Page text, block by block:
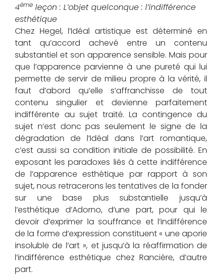
4ème leçon : L’objet quelconque : l’indifférence
esthétique
Chez Hegel, l’Idéal artistique est déterminé en
tant qu’accord achevé entre un contenu
substantiel et son apparence sensible. Mais pour
que l’apparence parvienne à une pureté qui lui
permette de servir de milieu propre à la vérité, il
faut d’abord qu’elle s’affranchisse de tout
contenu singulier et devienne parfaitement
indifférente au sujet traité. La contingence du
sujet n’est donc pas seulement le signe de la
dégradation de l’Idéal dans l’art romantique,
c’est aussi sa condition initiale de possibilité. En
exposant les paradoxes liés à cette indifférence
de l’apparence esthétique par rapport à son
sujet, nous retracerons les tentatives de la fonder
sur une base plus substantielle jusqu’à
l’esthétique d’Adorno, d’une part, pour qui le
devoir d’exprimer la souffrance et l’indifférence
de la forme d’expression constituent « une aporie
insoluble de l’art », et jusqu’à la réaffirmation de
l’indifférence esthétique chez Rancière, d’autre
part.